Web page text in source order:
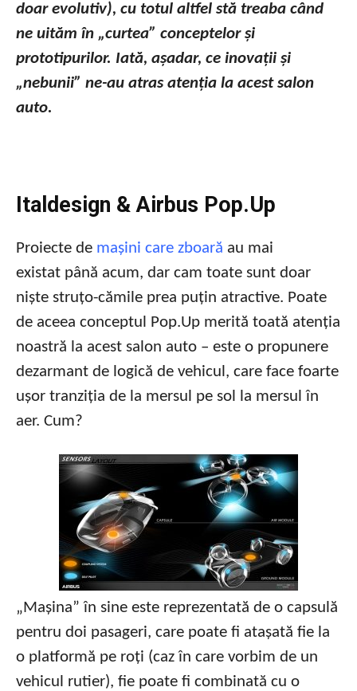
doar evolutiv), cu totul altfel stă treaba când
ne uităm în „curtea” conceptelor și
prototipurilor. Iată, așadar, ce inovații și
„nebunii” ne-au atras atenția la acest salon
auto.
Italdesign & Airbus Pop.Up
Proiecte de mașini care zboară au mai
existat până acum, dar cam toate sunt doar
niște struțo-cămile prea puțin atractive. Poate
de aceea conceptul Pop.Up merită toată atenția
noastră la acest salon auto – este o propunere
dezarmant de logică de vehicul, care face foarte
ușor tranziția de la mersul pe sol la mersul în
aer. Cum?
„Mașina” în sine este reprezentată de o capsulă
pentru doi pasageri, care poate fi atașată fie la
o platformă pe roți (caz în care vorbim de un
vehicul rutier), fie poate fi combinată cu o